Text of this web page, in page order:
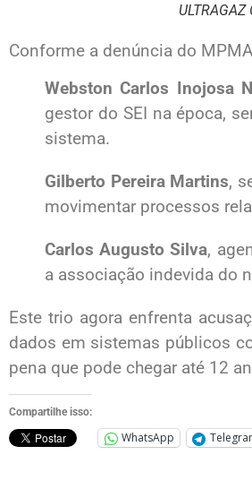
ULTRAGAZ
Conforme a denúncia do
Webston Carlos Inojosa
gestor do SEI na época,
sistema.
Gilberto Pereira Martins,
movimentar processos
Carlos Augusto Silva,
a associação indevida do
Este trio agora enfrenta
dados em sistemas públicos
pena que pode chegar até 12
Compartilhe isso:
WhatsApp